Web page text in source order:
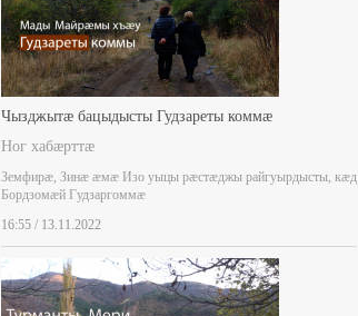
Чызджытæ бацыдысты Гудзареты коммæ
Ног хабæрттæ
Земфирæ, Зинæ æмæ Изо уыцы рæстæджы райгуырдысты, кæд
Бордзомæй Гудзаргоммæ
16:55 / 13.11.2022